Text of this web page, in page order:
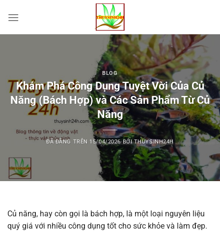
đến
BLOG
Khám Phá Công Dụng Tuyệt Vời Của Củ
Năng (Bách Hợp) và Các Sản Phẩm Từ Củ
Năng
ĐÃ ĐĂNG TRÊN 15/04/2026 BỞITHUYSINH24H
Củ năng, hay còn gọi là bách hợp, là một loại nguyên liệu
quý giá với nhiều công dụng tốt cho sức khỏe và làm đẹp.